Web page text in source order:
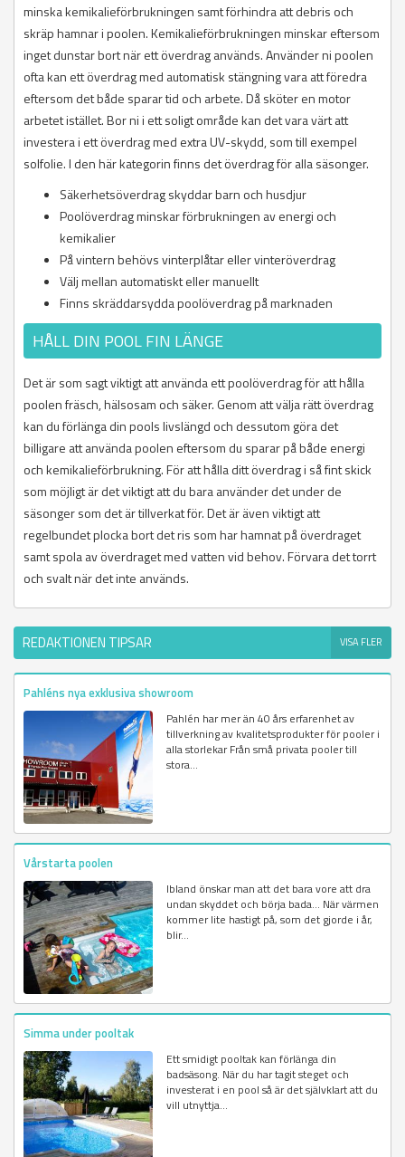
minska kemikalieförbrukningen samt förhindra att debris och
skräp hamnar i poolen. Kemikalieförbrukningen minskar eftersom
inget dunstar bort när ett överdrag används. Använder ni poolen
ofta kan ett överdrag med automatisk stängning vara att föredra
eftersom det både sparar tid och arbete. Då sköter en motor
arbetet istället. Bor ni i ett soligt område kan det vara värt att
investera i ett överdrag med extra UV-skydd, som till exempel
solfolie. I den här kategorin finns det överdrag för alla säsonger.
Säkerhetsöverdrag skyddar barn och husdjur
Poolöverdrag minskar förbrukningen av energi och
kemikalier
På vintern behövs vinterplåtar eller vinteröverdrag
Välj mellan automatiskt eller manuellt
Finns skräddarsydda poolöverdrag på marknaden
HÅLL DIN POOL FIN LÄNGE
Det är som sagt viktigt att använda ett poolöverdrag för att hålla
poolen fräsch, hälsosam och säker. Genom att välja rätt överdrag
kan du förlänga din pools livslängd och dessutom göra det
billigare att använda poolen eftersom du sparar på både energi
och kemikalieförbrukning. För att hålla ditt överdrag i så fint skick
som möjligt är det viktigt att du bara använder det under de
säsonger som det är tillverkat för. Det är även viktigt att
regelbundet plocka bort det ris som har hamnat på överdraget
samt spola av överdraget med vatten vid behov. Förvara det torrt
och svalt när det inte används.
REDAKTIONEN TIPSAR VISA FLER
Pahléns nya exklusiva showroom
Pahlén har mer än 40 års erfarenhet av
tillverkning av kvalitetsprodukter för pooler i
alla storlekar Från små privata pooler till
stora...
Vårstarta poolen
Ibland önskar man att det bara vore att dra
undan skyddet och börja bada... När värmen
kommer lite hastigt på, som det gjorde i år,
blir...
Simma under pooltak
Ett smidigt pooltak kan förlänga din
badsäsong. När du har tagit steget och
investerat i en pool så är det självklart att du
vill utnyttja...